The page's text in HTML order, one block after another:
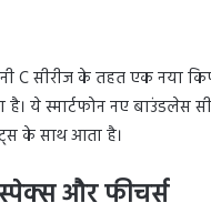
C सीरीज के तहत एक नया
है। ये स्मार्टफोन नए बाउंडलेस
के साथ आता है।
और फीचर्स